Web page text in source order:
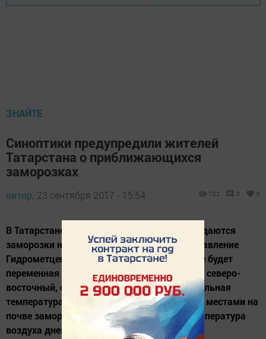
ЗНАЙТЕ
Синоптики предупредили жителей
Татарстана о приближающихся
заморозках
автор, 23 сентября 2017 - 15:54 722 0 0
В Татарстане 23-25 сентября локально ожидаются
заморозки на почве до 0..-3˚, сообщает управление
Гидрометцентра по РТ. Завтра в республике будет
переменная облачность, без осадков. Ветер северо-
восточный, слабый до умеренного. Минимальная
температура воздуха ночью 0..+5 градусов, местами на
почве заморозки -1..-3˚. Максимальная температура
воздуха днем 10-15 градусов тепла.